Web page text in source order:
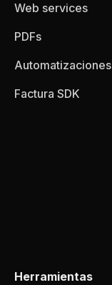
Web services
PDFs
Automatizaciones
Factura SDK
Herramientas